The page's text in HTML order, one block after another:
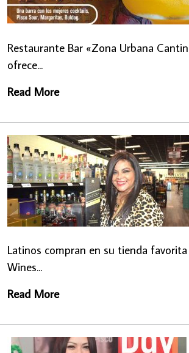
Restaurante Bar «Zona Urbana
ofrece...
Read More
Latinos compran en su tienda
Wines...
Read More